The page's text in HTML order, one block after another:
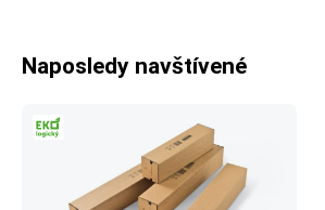
Naposledy navštívené